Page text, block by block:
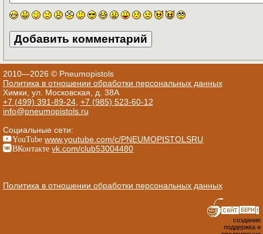
2010—2026 © Pneumopistols
Политика в отношении обработки персональных данных
Химки, ул. Московская, д. 38А
+7 (499) 391-89-24, +7 (985) 523-60-12
info@pneumopistols.ru
Социальные сети:
YouTube www.youtube.com/c/PNEUMOPISTOLSRU
ВКонтакте vk.com/club53004480
Политика в отношении обработки персональных данных
создание
поддержка и